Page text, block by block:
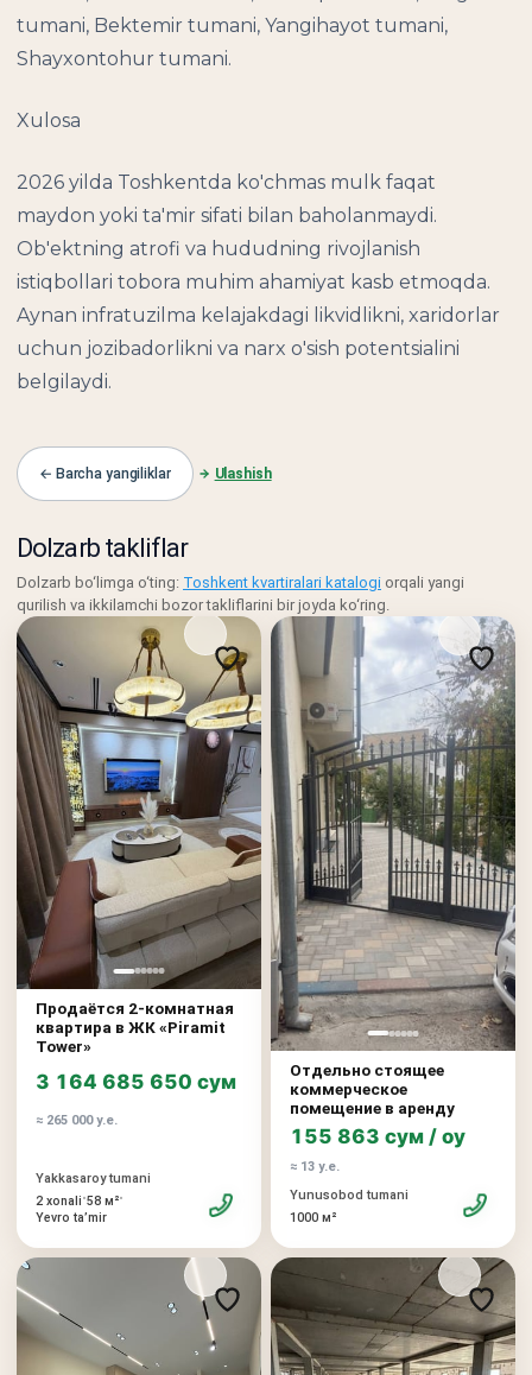
tumani, Bektemir tumani, Yangihayot tumani,
Shayxontohur tumani.
Xulosa
2026 yilda Toshkentda ko'chmas mulk faqat
maydon yoki ta'mir sifati bilan baholanmaydi.
Ob'ektning atrofi va hududning rivojlanish
istiqbollari tobora muhim ahamiyat kasb etmoqda.
Aynan infratuzilma kelajakdagi likvidlikni, xaridorlar
uchun jozibadorlikni va narx o'sish potentsialini
belgilaydi.
← Barcha yangiliklar Ulashish
Dolzarb takliflar
Dolzarb bo‘limga o‘ting: Toshkent kvartiralari katalogi orqali yangi
qurilish va ikkilamchi bozor takliflarini bir joyda ko‘ring.
Продаётся 2-комнатная
квартира в ЖК «Piramit
Tower»
3 164 685 650 сум
≈ 265 000 у.е.
Yakkasaroy tumani
2 xonali•58 м²•
Yevro taʼmir
Отдельно стоящее
коммерческое
помещение в аренду
155 863 сум / oy
≈ 13 у.е.
Yunusobod tumani
1000 м²